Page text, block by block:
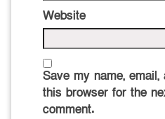
Website
Save my name,
this browser for the
comment.